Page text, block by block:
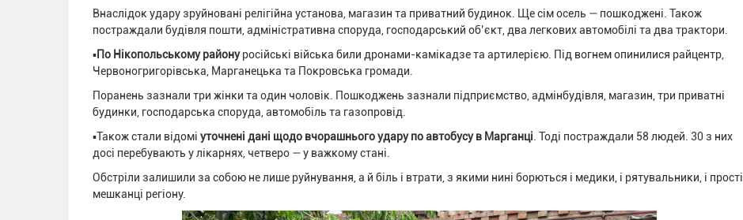
Внаслідок удару зруйновані релігійна установа, магазин та приватний будинок. Ще сім осель — пошкоджені. Також
постраждали будівля пошти, адміністративна споруда, господарський об’єкт, два легкових автомобілі та два трактори.
▪️По Нікопольському районуросійські війська били дронами-камікадзе та артилерією. Під вогнем опинилися райцентр,
Червоногригорівська, Марганецька та Покровська громади.
Поранень зазнали три жінки та один чоловік. Пошкоджень зазнали підприємство, адмінбудівля, магазин, три приватні
будинки, господарська споруда, автомобіль та газопровід.
▪️Також стали відомі уточнені дані щодо вчорашнього удару по автобусу в Марганці . Тоді постраждали 58 людей. 30 з них
досі перебувають у лікарнях, четверо — у важкому стані.
Обстріли залишили за собою не лише руйнування, а й біль і втрати, з якими нині борються і медики, і рятувальники, і прості
мешканці регіону.